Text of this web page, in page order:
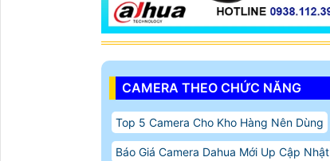
CAMERA THEO CHỨC NĂNG
Top 5 Camera Cho Kho Hàng Nên Dùng
Báo Giá Camera Dahua Mới Up Cập Nhật